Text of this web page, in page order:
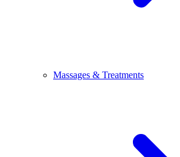
Massages & Treatments